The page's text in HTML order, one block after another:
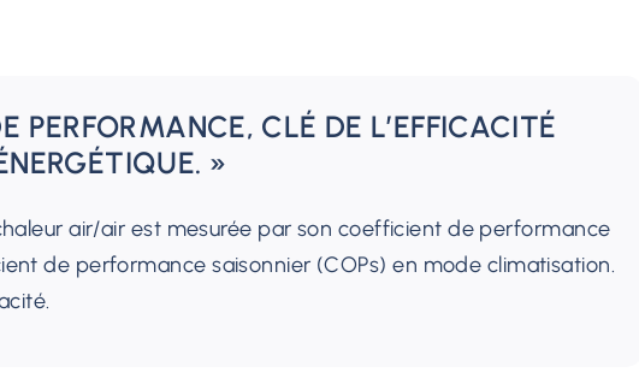
PERFORMANCE, CLÉ DE L’EFFICACITÉ
»
air/air est mesurée par son coefficient de performance
de performance saisonnier (COPs) en mode climatisation.